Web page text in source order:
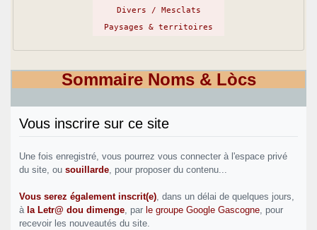
Divers / Mesclats
Paysages & territoires
Sommaire Noms & Lòcs
Vous inscrire sur ce site
Une fois enregistré, vous pourrez vous connecter à l'espace privé
du site, ou souillarde , pour proposer du contenu...
Vous serez également inscrit(e), dans un délai de quelques jours,
à la Letr@ dou dimenge, par le groupe Google Gascogne, pour
recevoir les nouveautés du site.